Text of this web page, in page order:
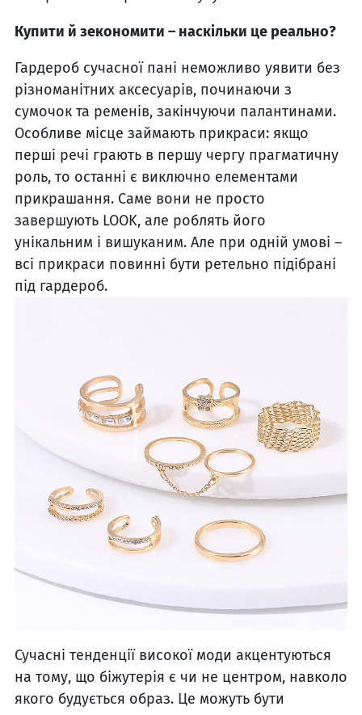
Купити й зекономити – наскільки це реально?
Гардероб сучасної пані неможливо уявити без
різноманітних аксесуарів, починаючи з
сумочок та ременів, закінчуючи палантинами.
Особливе місце займають прикраси: якщо
перші речі грають в першу чергу прагматичну
роль, то останні є виключно елементами
прикрашання. Саме вони не просто
завершують LOOK, але роблять його
унікальним і вишуканим. Але при одній умові –
всі прикраси повинні бути ретельно підібрані
під гардероб.
Сучасні тенденції високої моди акцентуються
на тому, що біжутерія є чи не центром, навколо
якого будується образ. Це можуть бути